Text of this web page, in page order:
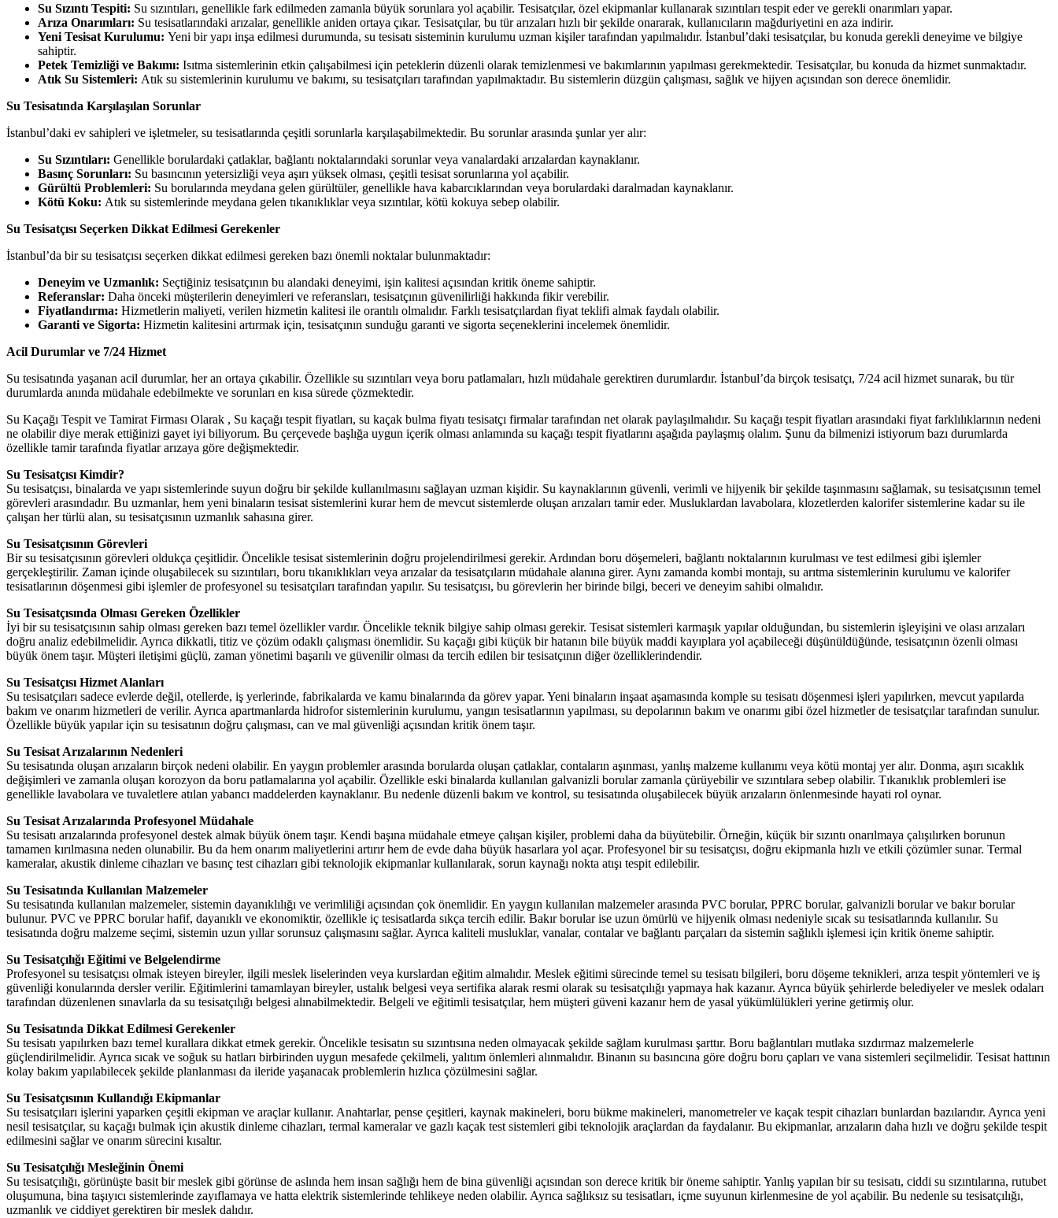
Su Sızıntı Tespiti: Su sızıntıları, genellikle fark edilmeden zamanla büyük sorunlara yol açabilir. Tesisatçılar, özel ekipmanlar kullanarak sızıntıları tespit eder ve gerekli onarımları yapar.
Arıza Onarımları: Su tesisatlarındaki arızalar, genellikle aniden ortaya çıkar. Tesisatçılar, bu tür arızaları hızlı bir şekilde onararak, kullanıcıların mağduriyetini en aza indirir.
Yeni Tesisat Kurulumu: Yeni bir yapı inşa edilmesi durumunda, su tesisatı sisteminin kurulumu uzman kişiler tarafından yapılmalıdır. İstanbul’daki tesisatçılar, bu konuda gerekli deneyime ve bilgiye
sahiptir.
Petek Temizliği ve Bakımı: Isıtma sistemlerinin etkin çalışabilmesi için peteklerin düzenli olarak temizlenmesi ve bakımlarının yapılması gerekmektedir. Tesisatçılar, bu konuda da hizmet sunmaktadır.
Atık Su Sistemleri: Atık su sistemlerinin kurulumu ve bakımı, su tesisatçıları tarafından yapılmaktadır. Bu sistemlerin düzgün çalışması, sağlık ve hijyen açısından son derece önemlidir.
Su Tesisatında Karşılaşılan Sorunlar
İstanbul’daki ev sahipleri ve işletmeler, su tesisatlarında çeşitli sorunlarla karşılaşabilmektedir. Bu sorunlar arasında şunlar yer alır:
Su Sızıntıları: Genellikle borulardaki çatlaklar, bağlantı noktalarındaki sorunlar veya vanalardaki arızalardan kaynaklanır.
Basınç Sorunları: Su basıncının yetersizliği veya aşırı yüksek olması, çeşitli tesisat sorunlarına yol açabilir.
Gürültü Problemleri: Su borularında meydana gelen gürültüler, genellikle hava kabarcıklarından veya borulardaki daralmadan kaynaklanır.
Kötü Koku: Atık su sistemlerinde meydana gelen tıkanıklıklar veya sızıntılar, kötü kokuya sebep olabilir.
Su Tesisatçısı Seçerken Dikkat Edilmesi Gerekenler
İstanbul’da bir su tesisatçısı seçerken dikkat edilmesi gereken bazı önemli noktalar bulunmaktadır:
Deneyim ve Uzmanlık: Seçtiğiniz tesisatçının bu alandaki deneyimi, işin kalitesi açısından kritik öneme sahiptir.
Referanslar: Daha önceki müşterilerin deneyimleri ve referansları, tesisatçının güvenilirliği hakkında fikir verebilir.
Fiyatlandırma: Hizmetlerin maliyeti, verilen hizmetin kalitesi ile orantılı olmalıdır. Farklı tesisatçılardan fiyat teklifi almak faydalı olabilir.
Garanti ve Sigorta: Hizmetin kalitesini artırmak için, tesisatçının sunduğu garanti ve sigorta seçeneklerini incelemek önemlidir.
Acil Durumlar ve 7/24 Hizmet
Su tesisatında yaşanan acil durumlar, her an ortaya çıkabilir. Özellikle su sızıntıları veya boru patlamaları, hızlı müdahale gerektiren durumlardır. İstanbul’da birçok tesisatçı, 7/24 acil hizmet sunarak, bu tür
durumlarda anında müdahale edebilmekte ve sorunları en kısa sürede çözmektedir.
Su Kaçağı Tespit ve Tamirat Firması Olarak , Su kaçağı tespit fiyatları, su kaçak bulma fiyatı tesisatçı firmalar tarafından net olarak paylaşılmalıdır. Su kaçağı tespit fiyatları arasındaki fiyat farklılıklarının nedeni
ne olabilir diye merak ettiğinizi gayet iyi biliyorum. Bu çerçevede başlığa uygun içerik olması anlamında su kaçağı tespit fiyatlarını aşağıda paylaşmış olalım. Şunu da bilmenizi istiyorum bazı durumlarda
özellikle tamir tarafında fiyatlar arızaya göre değişmektedir.
Su Tesisatçısı Kimdir?
Su tesisatçısı, binalarda ve yapı sistemlerinde suyun doğru bir şekilde kullanılmasını sağlayan uzman kişidir. Su kaynaklarının güvenli, verimli ve hijyenik bir şekilde taşınmasını sağlamak, su tesisatçısının temel
görevleri arasındadır. Bu uzmanlar, hem yeni binaların tesisat sistemlerini kurar hem de mevcut sistemlerde oluşan arızaları tamir eder. Musluklardan lavabolara, klozetlerden kalorifer sistemlerine kadar su ile
çalışan her türlü alan, su tesisatçısının uzmanlık sahasına girer.
Su Tesisatçısının Görevleri
Bir su tesisatçısının görevleri oldukça çeşitlidir. Öncelikle tesisat sistemlerinin doğru projelendirilmesi gerekir. Ardından boru döşemeleri, bağlantı noktalarının kurulması ve test edilmesi gibi işlemler
gerçekleştirilir. Zaman içinde oluşabilecek su sızıntıları, boru tıkanıklıkları veya arızalar da tesisatçıların müdahale alanına girer. Aynı zamanda kombi montajı, su arıtma sistemlerinin kurulumu ve kalorifer
tesisatlarının döşenmesi gibi işlemler de profesyonel su tesisatçıları tarafından yapılır. Su tesisatçısı, bu görevlerin her birinde bilgi, beceri ve deneyim sahibi olmalıdır.
Su Tesisatçısında Olması Gereken Özellikler
İyi bir su tesisatçısının sahip olması gereken bazı temel özellikler vardır. Öncelikle teknik bilgiye sahip olması gerekir. Tesisat sistemleri karmaşık yapılar olduğundan, bu sistemlerin işleyişini ve olası arızaları
doğru analiz edebilmelidir. Ayrıca dikkatli, titiz ve çözüm odaklı çalışması önemlidir. Su kaçağı gibi küçük bir hatanın bile büyük maddi kayıplara yol açabileceği düşünüldüğünde, tesisatçının özenli olması
büyük önem taşır. Müşteri iletişimi güçlü, zaman yönetimi başarılı ve güvenilir olması da tercih edilen bir tesisatçının diğer özelliklerindendir.
Su Tesisatçısı Hizmet Alanları
Su tesisatçıları sadece evlerde değil, otellerde, iş yerlerinde, fabrikalarda ve kamu binalarında da görev yapar. Yeni binaların inşaat aşamasında komple su tesisatı döşenmesi işleri yapılırken, mevcut yapılarda
bakım ve onarım hizmetleri de verilir. Ayrıca apartmanlarda hidrofor sistemlerinin kurulumu, yangın tesisatlarının yapılması, su depolarının bakım ve onarımı gibi özel hizmetler de tesisatçılar tarafından sunulur.
Özellikle büyük yapılar için su tesisatının doğru çalışması, can ve mal güvenliği açısından kritik önem taşır.
Su Tesisat Arızalarının Nedenleri
Su tesisatında oluşan arızaların birçok nedeni olabilir. En yaygın problemler arasında borularda oluşan çatlaklar, contaların aşınması, yanlış malzeme kullanımı veya kötü montaj yer alır. Donma, aşırı sıcaklık
değişimleri ve zamanla oluşan korozyon da boru patlamalarına yol açabilir. Özellikle eski binalarda kullanılan galvanizli borular zamanla çürüyebilir ve sızıntılara sebep olabilir. Tıkanıklık problemleri ise
genellikle lavabolara ve tuvaletlere atılan yabancı maddelerden kaynaklanır. Bu nedenle düzenli bakım ve kontrol, su tesisatında oluşabilecek büyük arızaların önlenmesinde hayati rol oynar.
Su Tesisat Arızalarında Profesyonel Müdahale
Su tesisatı arızalarında profesyonel destek almak büyük önem taşır. Kendi başına müdahale etmeye çalışan kişiler, problemi daha da büyütebilir. Örneğin, küçük bir sızıntı onarılmaya çalışılırken borunun
tamamen kırılmasına neden olunabilir. Bu da hem onarım maliyetlerini artırır hem de evde daha büyük hasarlara yol açar. Profesyonel bir su tesisatçısı, doğru ekipmanla hızlı ve etkili çözümler sunar. Termal
kameralar, akustik dinleme cihazları ve basınç test cihazları gibi teknolojik ekipmanlar kullanılarak, sorun kaynağı nokta atışı tespit edilebilir.
Su Tesisatında Kullanılan Malzemeler
Su tesisatında kullanılan malzemeler, sistemin dayanıklılığı ve verimliliği açısından çok önemlidir. En yaygın kullanılan malzemeler arasında PVC borular, PPRC borular, galvanizli borular ve bakır borular
bulunur. PVC ve PPRC borular hafif, dayanıklı ve ekonomiktir, özellikle iç tesisatlarda sıkça tercih edilir. Bakır borular ise uzun ömürlü ve hijyenik olması nedeniyle sıcak su tesisatlarında kullanılır. Su
tesisatında doğru malzeme seçimi, sistemin uzun yıllar sorunsuz çalışmasını sağlar. Ayrıca kaliteli musluklar, vanalar, contalar ve bağlantı parçaları da sistemin sağlıklı işlemesi için kritik öneme sahiptir.
Su Tesisatçılığı Eğitimi ve Belgelendirme
Profesyonel su tesisatçısı olmak isteyen bireyler, ilgili meslek liselerinden veya kurslardan eğitim almalıdır. Meslek eğitimi sürecinde temel su tesisatı bilgileri, boru döşeme teknikleri, arıza tespit yöntemleri ve iş
güvenliği konularında dersler verilir. Eğitimlerini tamamlayan bireyler, ustalık belgesi veya sertifika alarak resmi olarak su tesisatçılığı yapmaya hak kazanır. Ayrıca büyük şehirlerde belediyeler ve meslek odaları
tarafından düzenlenen sınavlarla da su tesisatçılığı belgesi alınabilmektedir. Belgeli ve eğitimli tesisatçılar, hem müşteri güveni kazanır hem de yasal yükümlülükleri yerine getirmiş olur.
Su Tesisatında Dikkat Edilmesi Gerekenler
Su tesisatı yapılırken bazı temel kurallara dikkat etmek gerekir. Öncelikle tesisatın su sızıntısına neden olmayacak şekilde sağlam kurulması şarttır. Boru bağlantıları mutlaka sızdırmaz malzemelerle
güçlendirilmelidir. Ayrıca sıcak ve soğuk su hatları birbirinden uygun mesafede çekilmeli, yalıtım önlemleri alınmalıdır. Binanın su basıncına göre doğru boru çapları ve vana sistemleri seçilmelidir. Tesisat hattının
kolay bakım yapılabilecek şekilde planlanması da ileride yaşanacak problemlerin hızlıca çözülmesini sağlar.
Su Tesisatçısının Kullandığı Ekipmanlar
Su tesisatçıları işlerini yaparken çeşitli ekipman ve araçlar kullanır. Anahtarlar, pense çeşitleri, kaynak makineleri, boru bükme makineleri, manometreler ve kaçak tespit cihazları bunlardan bazılarıdır. Ayrıca yeni
nesil tesisatçılar, su kaçağı bulmak için akustik dinleme cihazları, termal kameralar ve gazlı kaçak test sistemleri gibi teknolojik araçlardan da faydalanır. Bu ekipmanlar, arızaların daha hızlı ve doğru şekilde tespit
edilmesini sağlar ve onarım sürecini kısaltır.
Su Tesisatçılığı Mesleğinin Önemi
Su tesisatçılığı, görünüşte basit bir meslek gibi görünse de aslında hem insan sağlığı hem de bina güvenliği açısından son derece kritik bir öneme sahiptir. Yanlış yapılan bir su tesisatı, ciddi su sızıntılarına, rutubet
oluşumuna, bina taşıyıcı sistemlerinde zayıflamaya ve hatta elektrik sistemlerinde tehlikeye neden olabilir. Ayrıca sağlıksız su tesisatları, içme suyunun kirlenmesine de yol açabilir. Bu nedenle su tesisatçılığı,
uzmanlık ve ciddiyet gerektiren bir meslek dalıdır.